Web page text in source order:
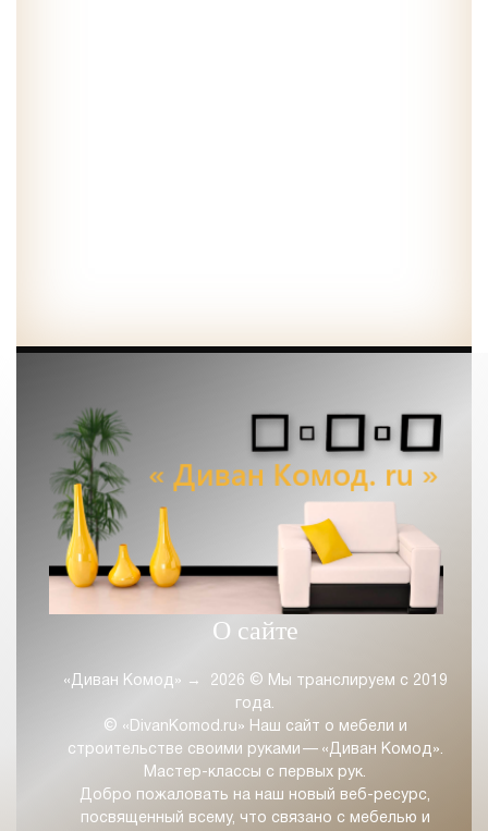
О сайте
«Диван Комод» → 2026 © Мы транслируем с 2019
года.
© «DivanKomod.ru» Наш сайт о мебели и
строительстве своими руками — «Диван Комод».
Мастер-классы с первых рук.
Добро пожаловать на наш новый веб-ресурс,
посвященный всему, что связано с мебелью и